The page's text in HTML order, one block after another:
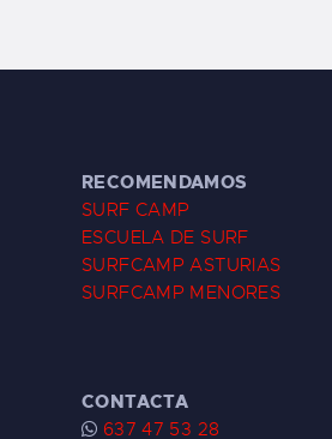
RECOMENDAMOS
SURF CAMP
ESCUELA DE SURF
SURFCAMP ASTURIAS
SURFCAMP MENORES
CONTACTA
637 47 53 28